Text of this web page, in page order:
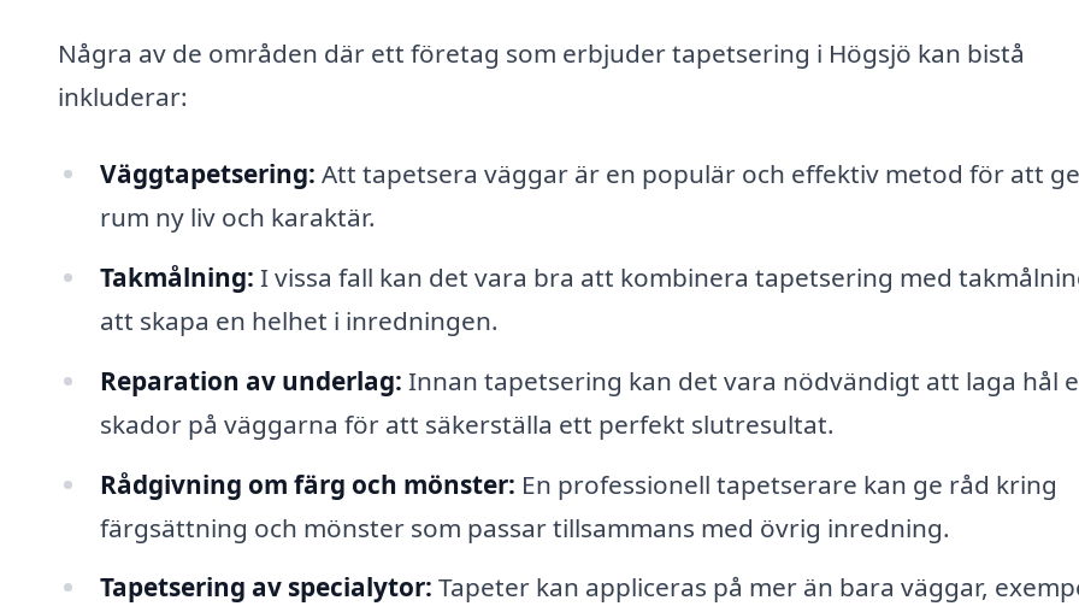
Några av de områden där ett företag som erbjuder tapetsering i Högsjö kan bistå
inkluderar:
Väggtapetsering: Att tapetsera väggar är en populär och effektiv metod för att
rum ny liv och karaktär.
Takmålning: I vissa fall kan det vara bra att kombinera tapetsering med
att skapa en helhet i inredningen.
Reparation av underlag: Innan tapetsering kan det vara nödvändigt att laga hål
skador på väggarna för att säkerställa ett perfekt slutresultat.
Rådgivning om färg och mönster: En professionell tapetserare kan ge råd kring
färgsättning och mönster som passar tillsammans med övrig inredning.
Tapetsering av specialytor: Tapeter kan appliceras på mer än bara väggar,